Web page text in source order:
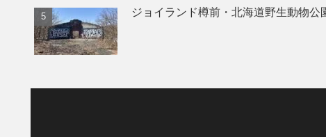
ジョイランド樽前・北海道野生動物